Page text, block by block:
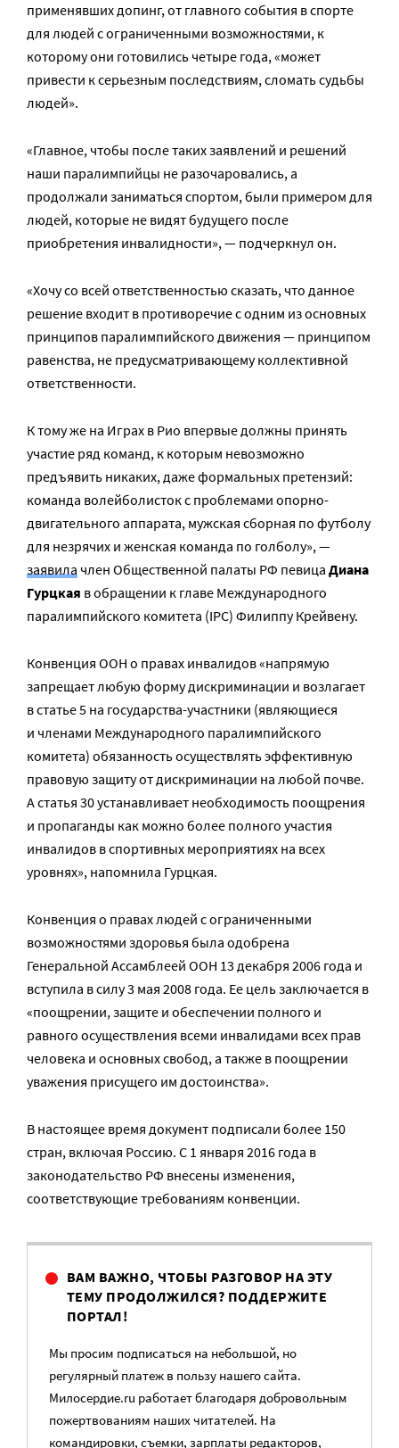
применявших допинг, от главного события в спорте
для людей с ограниченными возможностями, к
которому они готовились четыре года, «может
привести к серьезным последствиям, сломать судьбы
людей».
«Главное, чтобы после таких заявлений и решений
наши паралимпийцы не разочаровались, а
продолжали заниматься спортом, были примером для
людей, которые не видят будущего после
приобретения инвалидности», — подчеркнул он.
«Хочу со всей ответственностью сказать, что данное
решение входит в противоречие с одним из основных
принципов паралимпийского движения — принципом
равенства, не предусматривающему коллективной
ответственности.
К тому же на Играх в Рио впервые должны принять
участие ряд команд, к которым невозможно
предъявить никаких, даже формальных претензий:
команда волейболисток с проблемами опорно-
двигательного аппарата, мужская сборная по футболу
для незрячих и женская команда по голболу», —
заявила член Общественной палаты РФ певица Диана
Гурцкая в обращении к главе Международного
паралимпийского комитета (IPC) Филиппу Крейвену.
Конвенция ООН о правах инвалидов «напрямую
запрещает любую форму дискриминации и возлагает
в статье 5 на государства-участники (являющиеся
и членами Международного паралимпийского
комитета) обязанность осуществлять эффективную
правовую защиту от дискриминации на любой почве.
А статья 30 устанавливает необходимость поощрения
и пропаганды как можно более полного участия
инвалидов в спортивных мероприятиях на всех
уровнях», напомнила Гурцкая.
Конвенция о правах людей с ограниченными
возможностями здоровья была одобрена
Генеральной Ассамблеей ООН 13 декабря 2006 года и
вступила в силу 3 мая 2008 года. Ее цель заключается в
«поощрении, защите и обеспечении полного и
равного осуществления всеми инвалидами всех прав
человека и основных свобод, а также в поощрении
уважения присущего им достоинства».
В настоящее время документ подписали более 150
стран, включая Россию. С 1 января 2016 года в
законодательство РФ внесены изменения,
соответствующие требованиям конвенции.
ВАМ ВАЖНО, ЧТОБЫ РАЗГОВОР НА ЭТУ
ТЕМУ ПРОДОЛЖИЛСЯ? ПОДДЕРЖИТЕ
ПОРТАЛ!
Мы просим подписаться на небольшой, но
регулярный платеж в пользу нашего сайта.
Милосердие.ru работает благодаря добровольным
пожертвованиям наших читателей. На
командировки, съемки, зарплаты редакторов,